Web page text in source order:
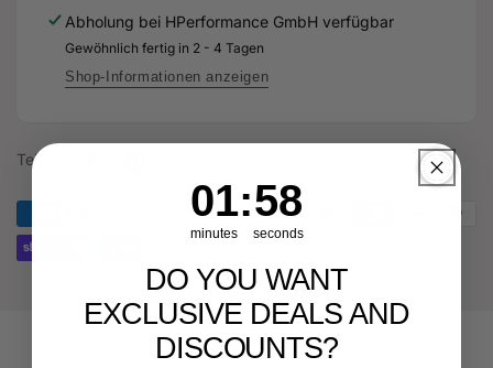
RS3
RSQ3
VZ5
DNW
TTRS
RS3
RSQ3
DAZA
Abholung bei HPerformance GmbH verfügbar
Gewöhnlich fertig in 2 - 4 Tagen
Shop-Informationen anzeigen
Teilen
Countdown ends in:
1
01
minutes
: 58
58
seconds
DO YOU WANT
EXCLUSIVE DEALS AND
DISCOUNTS?